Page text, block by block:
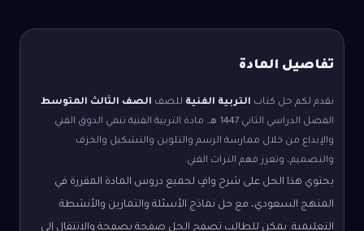
تفاصيل المادة
نقدم لكم حل كتاب التربية الفنية للصف الصف الثالث المتوسط
الفصل الدراسي الثاني
مادة التربية الفنية تنمي الذوق الفني
والإبداع من خلال ممارسة الرسم والتلوين والتشكيل والخزف
والتصميم، وتعزز فهم التراث الفني.
يحتوي هذا الحل على شرح وافٍ لجميع دروس المادة المقررة في
المنهج السعودي، مع حل نماذج الأسئلة والتمارين والأنشطة
التعليمية. يمكن للطالب تصفح الحل صفحة بصفحة والانتقال إلى